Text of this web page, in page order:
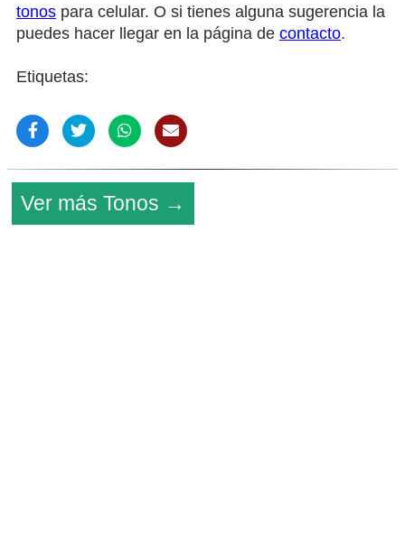
tonos para celular. O si tienes alguna sugerencia la
puedes hacer llegar en la página de contacto.
Etiquetas:
Ver más Tonos →